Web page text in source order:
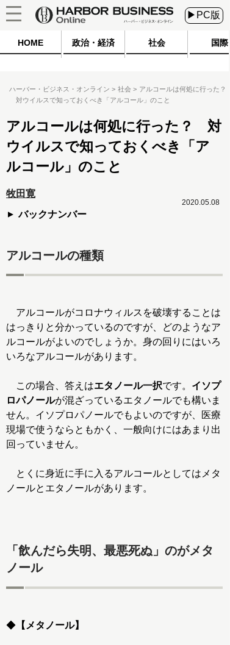
▶PC版
HOME 政治・経済 社会 国際
ハーバー・ビジネス・オンライン 社会
アルコールは何処に行った？
対ウイルスで知っておくべき「アルコール」のこと
アルコールは何処に行った？ 対
ウイルスで知っておくべき「ア
ルコール」のこと
牧田寛
バックナンバー
2020.05.08
アルコールの種類
アルコールがコロナウィルスを破壊することは
はっきりと分かっているのですが、どのようなア
ルコールがよいのでしょうか。身の回りにはいろ
いろなアルコールがあります。
この場合、答えはエタノール一択です。 イソプ
ロパノールが混ざっているエタノールでも構いま
せん。イソプロパノールでもよいのですが、医療
現場で使うならともかく、一般向けにはあまり出
回っていません。
とくに身近に手に入るアルコールとしてはメタ
ノールとエタノールがあります。
「飲んだら失明、最悪死ぬ」のがメタ
ノール
◆ 【メタノール】